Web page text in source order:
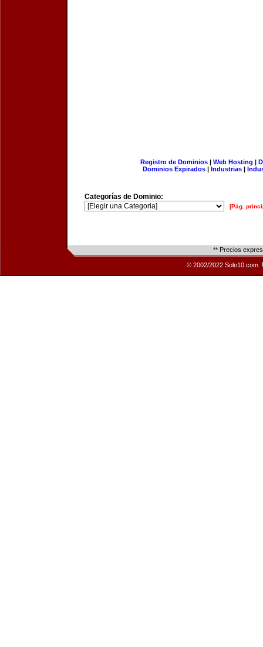
Registro de Dominios| Web Hosting |
Dominios Expirados | Industrias |
Categorías de Dominio:
[Pág.
** Precios
© 2002/2022 Solo10.com